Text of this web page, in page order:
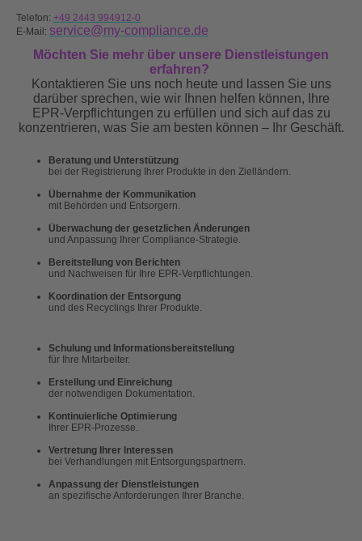
Telefon: +49 2443 994912-0
E-Mail: service@my-compliance.de
Möchten Sie mehr über unsere Dienstleistungen
erfahren?
Kontaktieren Sie uns noch heute und lassen Sie uns
darüber sprechen, wie wir Ihnen helfen können, Ihre
EPR-Verpflichtungen zu erfüllen und sich auf das zu
konzentrieren, was Sie am besten können – Ihr Geschäft.
Beratung und Unterstützung
bei der Registrierung Ihrer Produkte in den Zielländern.
Übernahme der Kommunikation
mit Behörden und Entsorgern.
Überwachung der gesetzlichen Änderungen
und Anpassung Ihrer Compliance-Strategie.
Bereitstellung von Berichten
und Nachweisen für Ihre EPR-Verpflichtungen.
Koordination der Entsorgung
und des Recyclings Ihrer Produkte.
Schulung und Informationsbereitstellung
für Ihre Mitarbeiter.
Erstellung und Einreichung
der notwendigen Dokumentation.
Kontinuierliche Optimierung
Ihrer EPR-Prozesse.
Vertretung Ihrer Interessen
bei Verhandlungen mit Entsorgungspartnern.
Anpassung der Dienstleistungen
an spezifische Anforderungen Ihrer Branche.